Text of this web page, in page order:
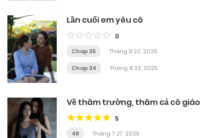
Lần cuối em yêu cô
0
Chap 35 Tháng 8 22, 2025
Chap 34 Tháng 8 22, 2025
Về thăm trường, thăm cả cô giáo
5
48 Tháng 7 27, 2025